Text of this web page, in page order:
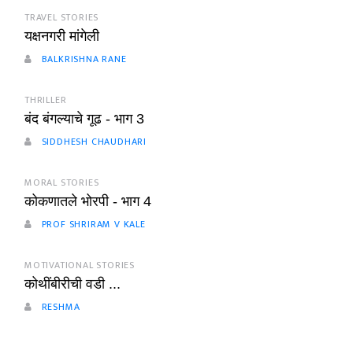
TRAVEL STORIES
यक्षनगरी मांगेली
BALKRISHNA RANE
THRILLER
बंद बंगल्याचे गूढ - भाग 3
SIDDHESH CHAUDHARI
MORAL STORIES
कोकणातले भोरपी - भाग 4
PROF SHRIRAM V KALE
MOTIVATIONAL STORIES
कोथींबीरीची वडी ...
RESHMA